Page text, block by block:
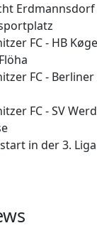
Erdmannsdorf
FC - HB
FC -
FC - SV
in der 3. Liga